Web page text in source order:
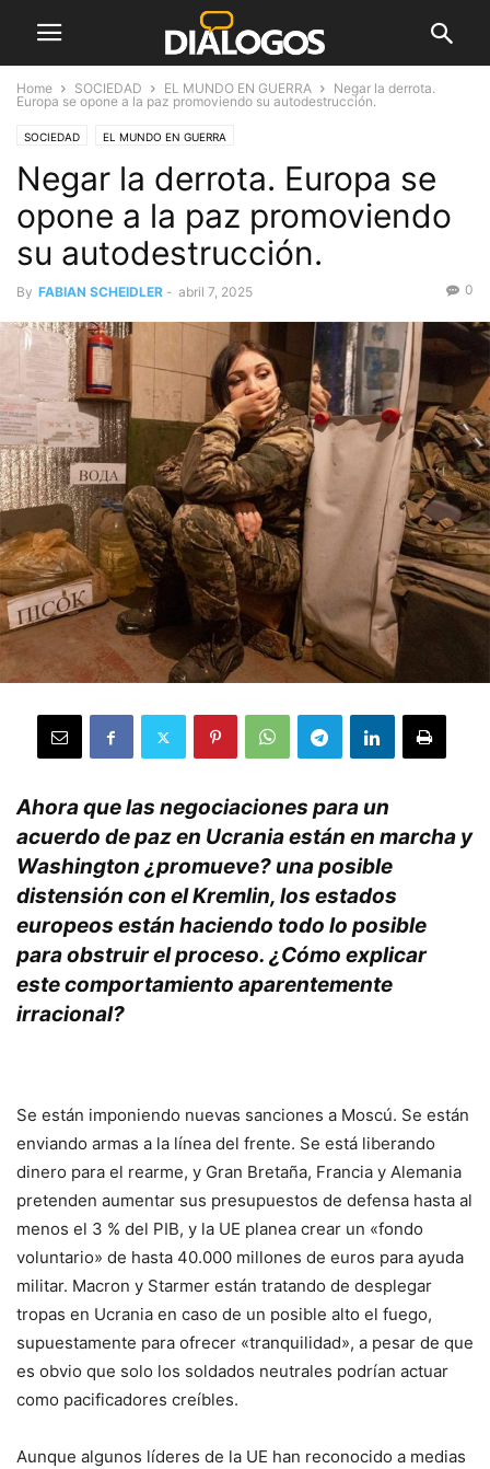
Home SOCIEDAD EL MUNDO EN GUERRA
Negar la derrota.
Europa se opone a la paz promoviendo su autodestrucción.
SOCIEDAD EL MUNDO EN GUERRA
Negar la derrota. Europa se
opone a la paz promoviendo
su autodestrucción.
By FABIAN SCHEIDLER - abril 7, 2025 0
Ahora que las negociaciones para un
acuerdo de paz en Ucrania están en marcha y
Washington ¿promueve? una posible
distensión con el Kremlin, los estados
europeos están haciendo todo lo posible
para obstruir el proceso. ¿Cómo explicar
este comportamiento aparentemente
irracional?
Se están imponiendo nuevas sanciones a Moscú. Se están
enviando armas a la línea del frente. Se está liberando
dinero para el rearme, y Gran Bretaña, Francia y Alemania
pretenden aumentar sus presupuestos de defensa hasta al
menos el 3 % del PIB, y la UE planea crear un «fondo
voluntario» de hasta 40.000 millones de euros para ayuda
militar. Macron y Starmer están tratando de desplegar
tropas en Ucrania en caso de un posible alto el fuego,
supuestamente para ofrecer «tranquilidad», a pesar de que
es obvio que solo los soldados neutrales podrían actuar
como pacificadores creíbles.
Aunque algunos líderes de la UE han reconocido a medias